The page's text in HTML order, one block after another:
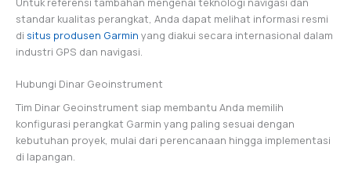
standar kualitas perangkat, Anda dapat melihat informasi resmi
di situs produsen Garmin yang diakui secara internasional dalam
industri GPS dan navigasi.
Hubungi Dinar Geoinstrument
Tim Dinar Geoinstrument siap membantu Anda memilih
konfigurasi perangkat Garmin yang paling sesuai dengan
kebutuhan proyek, mulai dari perencanaan hingga implementasi
di lapangan.